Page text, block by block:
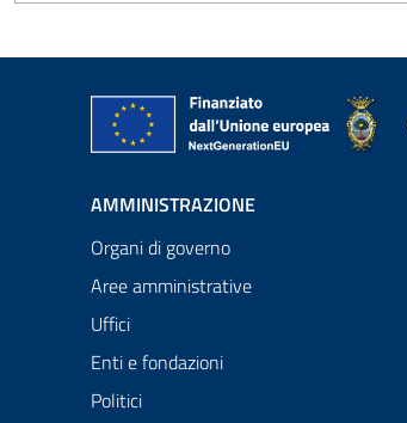
AMMINISTRAZIONE
Organi di governo
Aree amministrative
Uffici
Enti e fondazioni
Politici